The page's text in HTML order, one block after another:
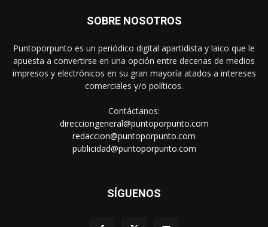
SOBRE NOSOTROS
Puntoporpunto es un periódico digital apartidista y laico que le
apuesta a convertirse en una opción entre decenas de medios
impresos y electrónicos en su gran mayoría atados a intereses
comerciales y/o políticos.
Contáctanos:
direcciongeneral@puntoporpunto.com
redaccion@puntoporpunto.com
publicidad@puntoporpunto.com
SÍGUENOS